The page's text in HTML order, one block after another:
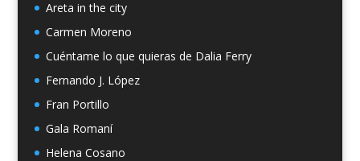
Areta in the city
Carmen Moreno
Cuéntame lo que quieras de Dalia Ferry
Fernando J. López
Fran Portillo
Gala Romaní
Helena Cosano